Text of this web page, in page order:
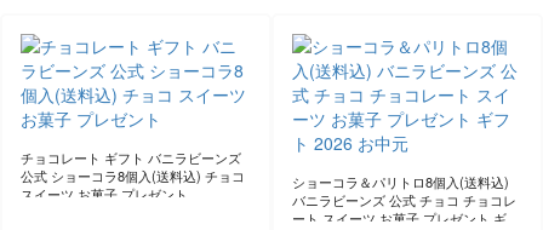
チョコレート ギフト バニラビーンズ
公式 ショーコラ8個入(送料込) チョコ
スイーツ お菓子 プレゼント
ショーコラ＆パリトロ8個入(送料込)
バニラビーンズ 公式 チョコ チョコレ
ート スイーツ お菓子 プレゼント ギフ